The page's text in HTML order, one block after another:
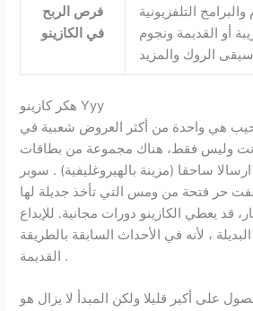
فرص الربح
في الكازينو
التلفزيونية
أو القديمة ونجوم
هكر كازينو Yyy
هي واحدة من أكثر العروض شعبية في
وليس فقط، هناك مجموعة من بطاقات
ساحقا (مزينة بالهيروغليفية) . سوبر
حر فتحة من ومس التي تأخذ جديلة لها
قد يعطي الكازينو دورات مجانية. للإيداع
، لأنه في الأحداث السابقة بالطريقة
القديمة .
على أكبر قليلا ولكن المبدأ لا يزال هو